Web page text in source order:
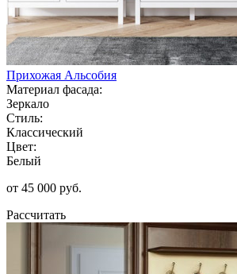
Прихожая Альсобия
Материал фасада:
Зеркало
Стиль:
Классический
Цвет:
Белый
от 45 000 руб.
Рассчитать